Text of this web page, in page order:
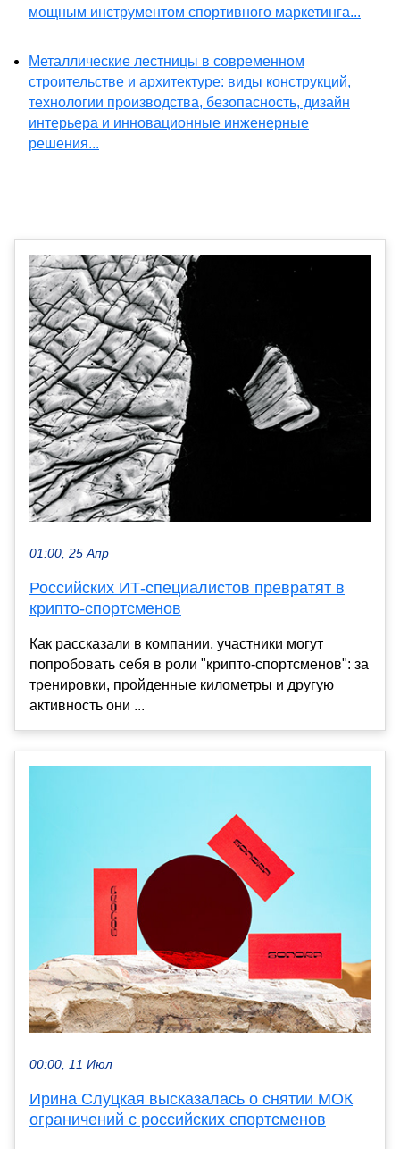
мощным инструментом спортивного маркетинга...
Металлические лестницы в современном
строительстве и архитектуре: виды конструкций,
технологии производства, безопасность, дизайн
интерьера и инновационные инженерные
решения...
01:00, 25 Апр
Российских ИТ-специалистов превратят в
крипто-спортсменов
Как рассказали в компании, участники могут
попробовать себя в роли "крипто-спортсменов": за
тренировки, пройденные километры и другую
активность они ...
00:00, 11 Июл
Ирина Слуцкая высказалась о снятии МОК
ограничений с российских спортсменов